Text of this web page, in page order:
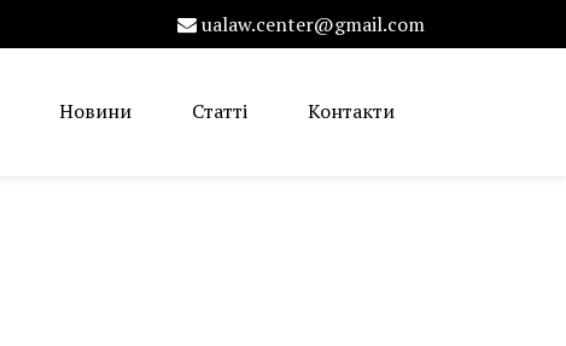
ualaw.center@gmail.com
Новини Статті Контакти